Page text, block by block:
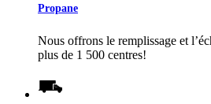
Propane
Nous offrons le remplissage et
plus de 1 500 centres!